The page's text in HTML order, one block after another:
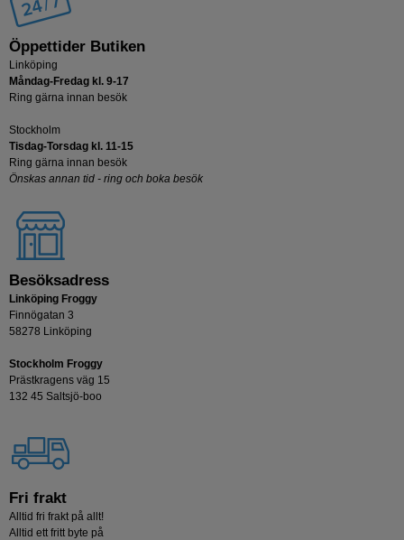
Öppettider Butiken
Linköping
Måndag-Fredag kl. 9-17
Ring gärna innan besök
Stockholm
Tisdag-Torsdag kl. 11-15
Ring gärna innan besök
Önskas annan tid - ring och boka besök
Besöksadress
Linköping Froggy
Finnögatan 3
58278 Linköping
Stockholm Froggy
Prästkragens väg 15
132 45 Saltsjö-boo
Fri frakt
Alltid fri frakt på allt!
Alltid ett fritt byte på